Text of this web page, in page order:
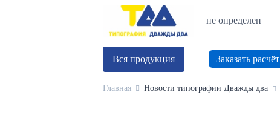
не определен
Вся продукция Заказать расчёт
Главная Новости типографии Дважды два